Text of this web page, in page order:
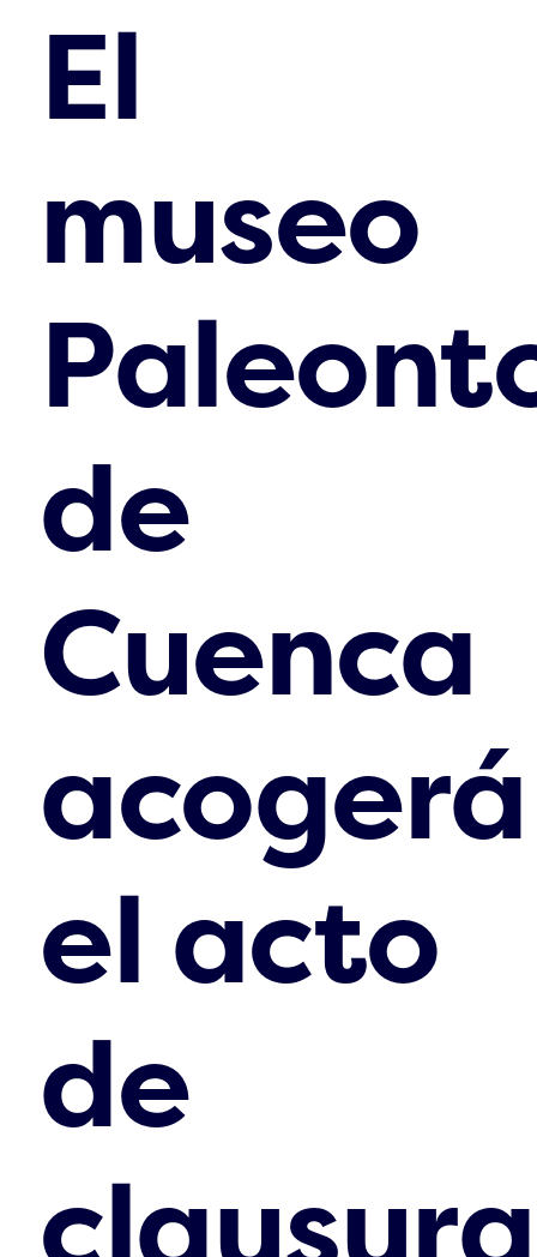
El
museo
de
Cuenca
acogerá
el acto
de